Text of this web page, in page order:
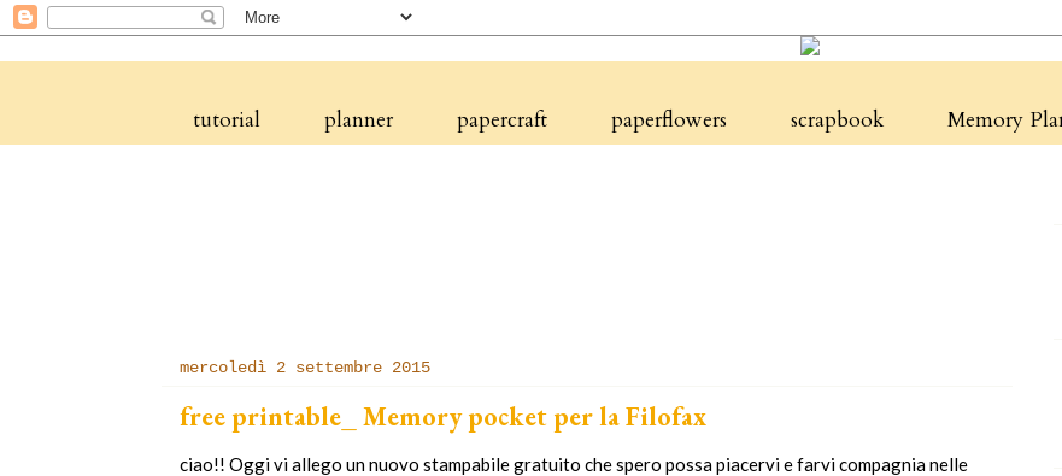
tutorial planner papercraft paperflowers scrapbook Memory
mercoledì 2 settembre 2015
free printable_ Memory pocket per la Filofax
ciao!! Oggi vi allego un nuovo stampabile gratuito che spero possa piacervi e farvi compagnia nelle